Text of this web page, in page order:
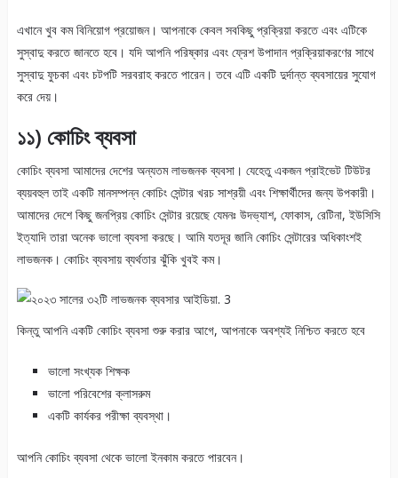
এখানে খুব কম বিনিয়োগ প্রয়োজন। আপনাকে কেবল সবকিছু প্রক্রিয়া করতে এবং এটিকে
সুস্বাদু করতে জানতে হবে। যদি আপনি পরিষ্কার এবং ফ্রেশ উপাদান প্রক্রিয়াকরণের সাথে
সুস্বাদু ফুচকা এবং চটপটি সরবরাহ করতে পারেন। তবে এটি একটি দুর্দান্ত ব্যবসায়ের সুযোগ
করে দেয়।
১১) কোচিং ব্যবসা
কোচিং ব্যবসা আমাদের দেশের অন্যতম লাভজনক ব্যবসা। যেহেতু একজন প্রাইভেট টিউটর
ব্যয়বহুল তাই একটি মানসম্পন্ন কোচিং সেন্টার খরচ সাশ্রয়ী এবং শিক্ষার্থীদের জন্য উপকারী।
আমাদের দেশে কিছু জনপ্রিয় কোচিং সেন্টার রয়েছে যেমনঃ উদভ্যাশ, ফোকাস, রেটিনা, ইউসিসি
ইত্যাদি তারা অনেক ভালো ব্যবসা করছে। আমি যতদূর জানি কোচিং সেন্টারের অধিকাংশই
লাভজনক। কোচিং ব্যবসায় ব্যর্থতার ঝুঁকি খুবই কম।
কিন্তু আপনি একটি কোচিং ব্যবসা শুরু করার আগে, আপনাকে অবশ্যই নিশ্চিত করতে হবে
ভালো সংখ্যক শিক্ষক
ভালো পরিবেশের ক্লাসরুম
একটি কার্যকর পরীক্ষা ব্যবস্থা।
আপনি কোচিং ব্যবসা থেকে ভালো ইনকাম করতে পারবেন।